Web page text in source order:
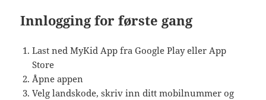
Innlogging for første gang
Last ned MyKid App fra Google Play eller App
Store
Åpne appen
Velg landskode, skriv inn ditt mobilnummer og